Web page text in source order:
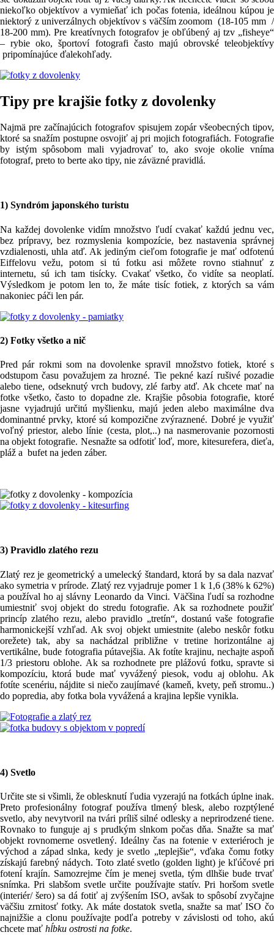
niekoľko objektívov a vymieňať ich počas fotenia, ideálnou kúpou je
niektorý z univerzálnych objektívov s väčším zoomom (18-105 mm /
18-200 mm). Pre kreatívnych fotografov je obľúbený aj tzv „fisheye“
– rybie oko, športoví fotografi často majú obrovské teleobjektívy
pripomínajúce ďalekohľady.
Tipy pre krajšie fotky z dovolenky
Najmä pre začínajúcich fotografov spisujem zopár všeobecných tipov,
ktoré sa snažím postupne osvojiť aj pri mojich fotografiách. Fotografie
by istým spôsobom mali vyjadrovať to, ako svoje okolie vníma
fotograf, preto to berte ako tipy, nie záväzné pravidlá.
1) Syndróm japonského turistu
Na každej dovolenke vidím množstvo ľudí cvakať každú jednu vec,
bez prípravy, bez rozmyslenia kompozície, bez nastavenia správnej
vzdialenosti, uhla atď. Ak jediným cieľom fotografie je mať odfotenú
Eiffelovu vežu, potom si tú fotku asi môžete rovno stiahnuť z
internetu, sú ich tam tisícky. Cvakať všetko, čo vidíte sa neoplatí.
Výsledkom je potom len to, že máte tisíc fotiek, z ktorých sa vám
nakoniec páči len pár.
2) Fotky všetko a nič
Pred pár rokmi som na dovolenke spravil množstvo fotiek, ktoré s
odstupom času považujem za hrozné. Tie pekné kazí rušivé pozadie
alebo tiene, odseknutý vrch budovy, zlé farby atď. Ak chcete mať na
fotke všetko, často to dopadne zle. Krajšie pôsobia fotografie, ktoré
jasne vyjadrujú určitú myšlienku, majú jeden alebo maximálne dva
dominantné prvky, ktoré sú kompozične zvýraznené. Dobré je využiť
voľný priestor, alebo línie (cesta, plot,..) na nasmerovanie pozornosti
na objekt fotografie. Nesnažte sa odfotiť loď, more, kitesurefera, dieťa,
pláž a bufet na jeden záber.
3) Pravidlo zlatého rezu
Zlatý rez je geometrický a umelecký štandard, ktorá by sa dala nazvať
ako symetria v prírode. Zlatý rez vyjadruje pomer 1 k 1,6 (38% k 62%)
a používal ho aj slávny Leonardo da Vinci. Väčšina ľudí sa rozhodne
umiestniť svoj objekt do stredu fotografie. Ak sa rozhodnete použiť
princíp zlatého rezu, alebo pravidlo „tretín“, dostanú vaše fotografie
harmonickejší vzhľad. Ak svoj objekt umiestnite (alebo neskôr fotku
orežete) tak, aby sa nachádzal približne v tretine horizontálne aj
vertikálne, bude fotografia pútavejšia. Ak fotíte krajinu, nechajte aspoň
1/3 priestoru oblohe. Ak sa rozhodnete pre plážovú fotku, spravte si
kompozíciu, ktorá bude mať vyvážený piesok, vodu aj oblohu. Ak
fotíte scenériu, nájdite si niečo zaujímavé (kameň, kvety, peň stromu..)
do popredia, aby fotka bola vyvážená a krajina lepšie vynikla.
4) Svetlo
Určite ste si všimli, že oblesknutí ľudia vyzerajú na fotkách úplne inak.
Preto profesionálny fotograf používa tlmený blesk, alebo rozptýlené
svetlo, aby nevytvoril na tvári príliš silné odlesky a neprirodzené tiene.
Rovnako to funguje aj s prudkým slnkom počas dňa. Snažte sa mať
objekt rovnomerne osvetlený. Ideálny čas na fotenie v exteriéroch je
východ a západ slnka, kedy je svetlo „teplejšie“, vďaka čomu fotky
získajú farebný nádych. Toto zlaté svetlo (golden light) je kľúčové pri
fotení krajín. Samozrejme čím je menej svetla, tým dlhšie bude trvať
snímka. Pri slabšom svetle určite používajte statív. Pri horšom svetle
(interiér/ šero) sa dá fotiť aj zvýšením ISO, avšak to spôsobí zvyčajne
väčšiu zrnitosť fotky. Ak máte dostatok svetla, snažte sa mať ISO čo
najnižšie a clonu používajte podľa potreby v závislosti od toho, akú
chcete mať hĺbku ostrosti na fotke.